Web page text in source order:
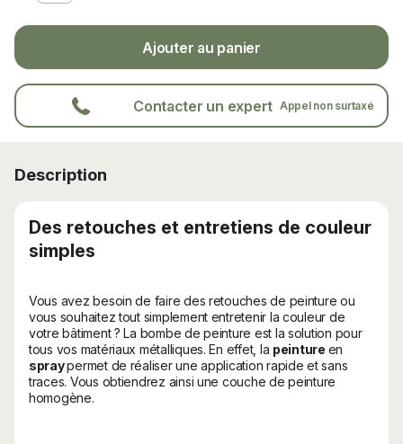
Contacter un expert Appel non surtaxé
Ajouter au panier
Description
Des retouches et entretiens de couleur
simples
Vous avez besoin de faire des retouches de peinture ou
vous souhaitez tout simplement entretenir la couleur de
votre bâtiment ? La bombe de peinture est la solution pour
tous vos matériaux métalliques. En effet, la peinture en
spraypermet de réaliser une application rapide et sans
traces. Vous obtiendrez ainsi une couche de peinture
homogène.